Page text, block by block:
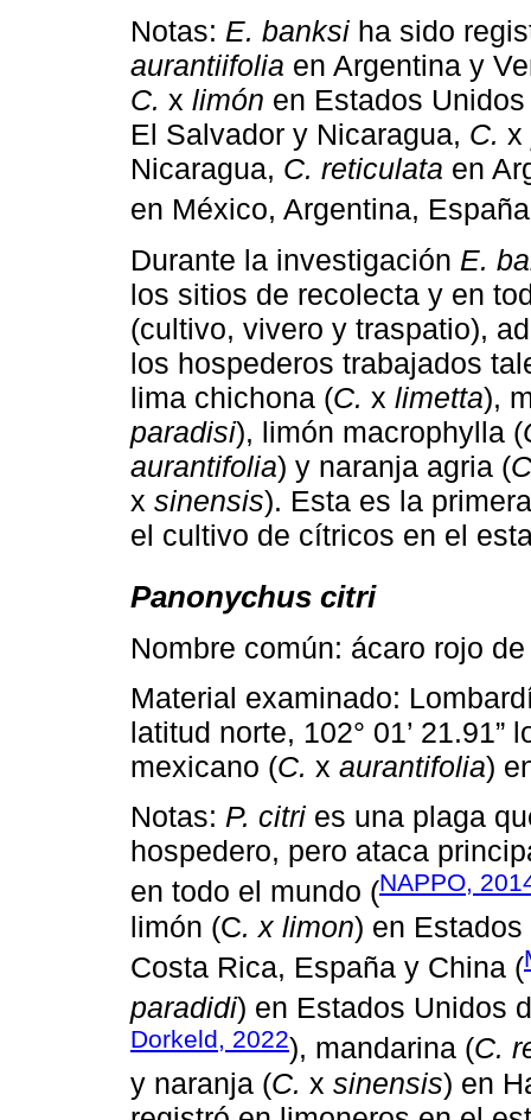
Notas: E. banksi ha sido
aurantiifolia en Argentina y
C. x limón en Estados
El Salvador y Nicaragua, C. x
Nicaragua, C. reticulata en
en México, Argentina,
Durante la investigación E.
los sitios de recolecta y en
(cultivo, vivero y traspatio),
los hospederos trabajados
lima chichona (C. x limetta),
paradisi), limón macrophylla (
aurantifolia) y naranja agria (
x sinensis). Esta es la
el cultivo de cítricos en el
Panonychus citri
Nombre común: ácaro rojo
Material examinado:
latitud norte, 102° 01’
mexicano (C. x aurantifolia)
Notas: P. citri es una plaga
hospedero, pero ataca
en todo el mundo (NAPPO,
limón (C. x limon) en
Costa Rica, España y China (
paradidi) en Estados Unidos
Dorkeld, 2022), mandarina (C.
y naranja (C. x sinensis) en